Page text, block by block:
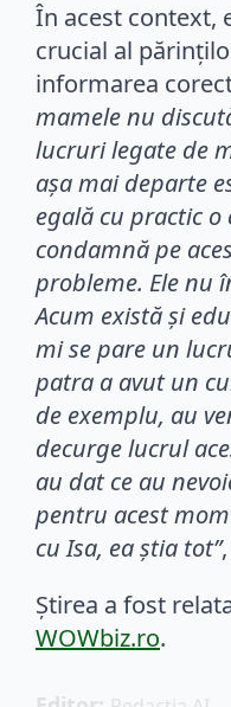
În acest context,
crucial al
informarea
mamele nu
lucruri legate de
așa mai departe
egală cu practic
condamnă pe
probleme. Ele nu
Acum există și
mi se pare un
patra a avut un
de exemplu, au
decurge lucrul
au dat ce au
pentru acest
cu Isa, ea știa tot”
Știrea a fost
WOWbiz.ro.